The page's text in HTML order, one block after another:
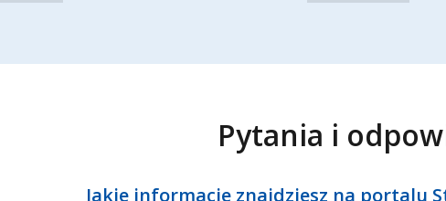
Pytania i
Jakie informacje znajdziesz na portalu